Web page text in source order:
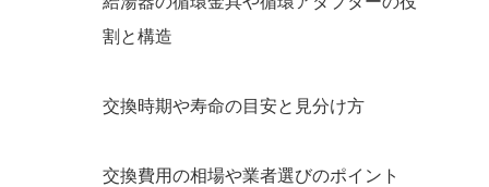
割と構造
交換時期や寿命の目安と見分け方
交換費用の相場や業者選びのポイント